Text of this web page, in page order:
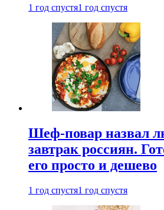
1 год спустя1 год спустя
Шеф-повар назвал
завтрак россиян.
его просто и дешево
1 год спустя1 год спустя